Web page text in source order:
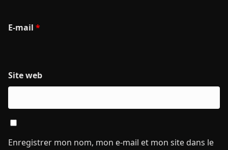
E-mail *
Site web
Enregistrer mon nom, mon e-mail et mon site dans le